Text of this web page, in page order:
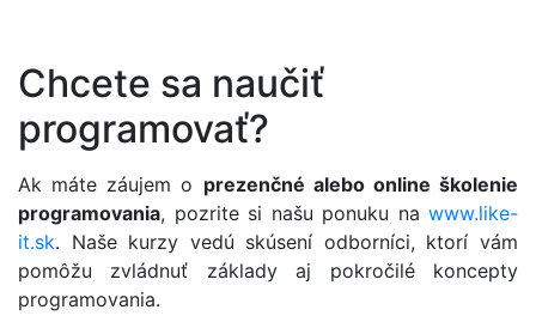
Chcete sa naučiť
programovať?
Ak máte záujem o prezenčné alebo online školenie
programovania, pozrite si našu ponuku na www.like-
it.sk. Naše kurzy vedú skúsení odborníci, ktorí vám
pomôžu zvládnuť základy aj pokročilé koncepty
programovania.